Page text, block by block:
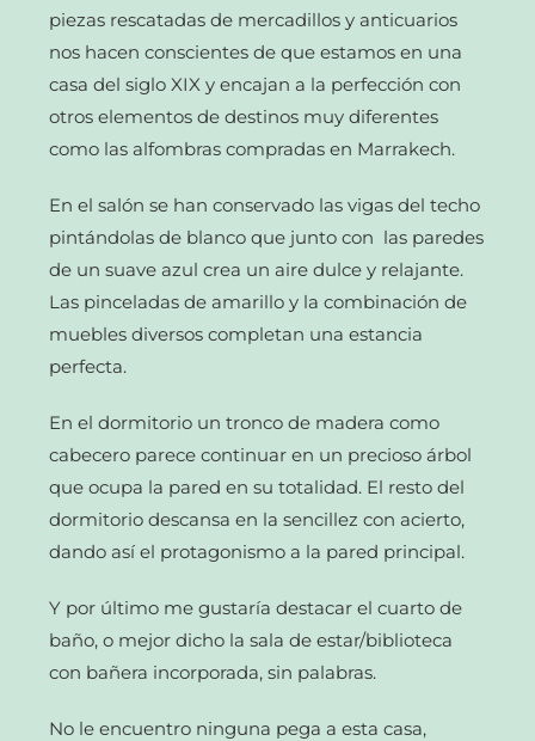
piezas rescatadas de mercadillos y anticuarios
nos hacen conscientes de que estamos en una
casa del siglo XIX y encajan a la perfección con
otros elementos de destinos muy diferentes
como las alfombras compradas en Marrakech.
En el salón se han conservado las vigas del techo
pintándolas de blanco que junto con las paredes
de un suave azul crea un aire dulce y relajante.
Las pinceladas de amarillo y la combinación de
muebles diversos completan una estancia
perfecta.
En el dormitorio un tronco de madera como
cabecero parece continuar en un precioso árbol
que ocupa la pared en su totalidad. El resto del
dormitorio descansa en la sencillez con acierto,
dando así el protagonismo a la pared principal.
Y por último me gustaría destacar el cuarto de
baño, o mejor dicho la sala de estar/biblioteca
con bañera incorporada, sin palabras.
No le encuentro ninguna pega a esta casa,